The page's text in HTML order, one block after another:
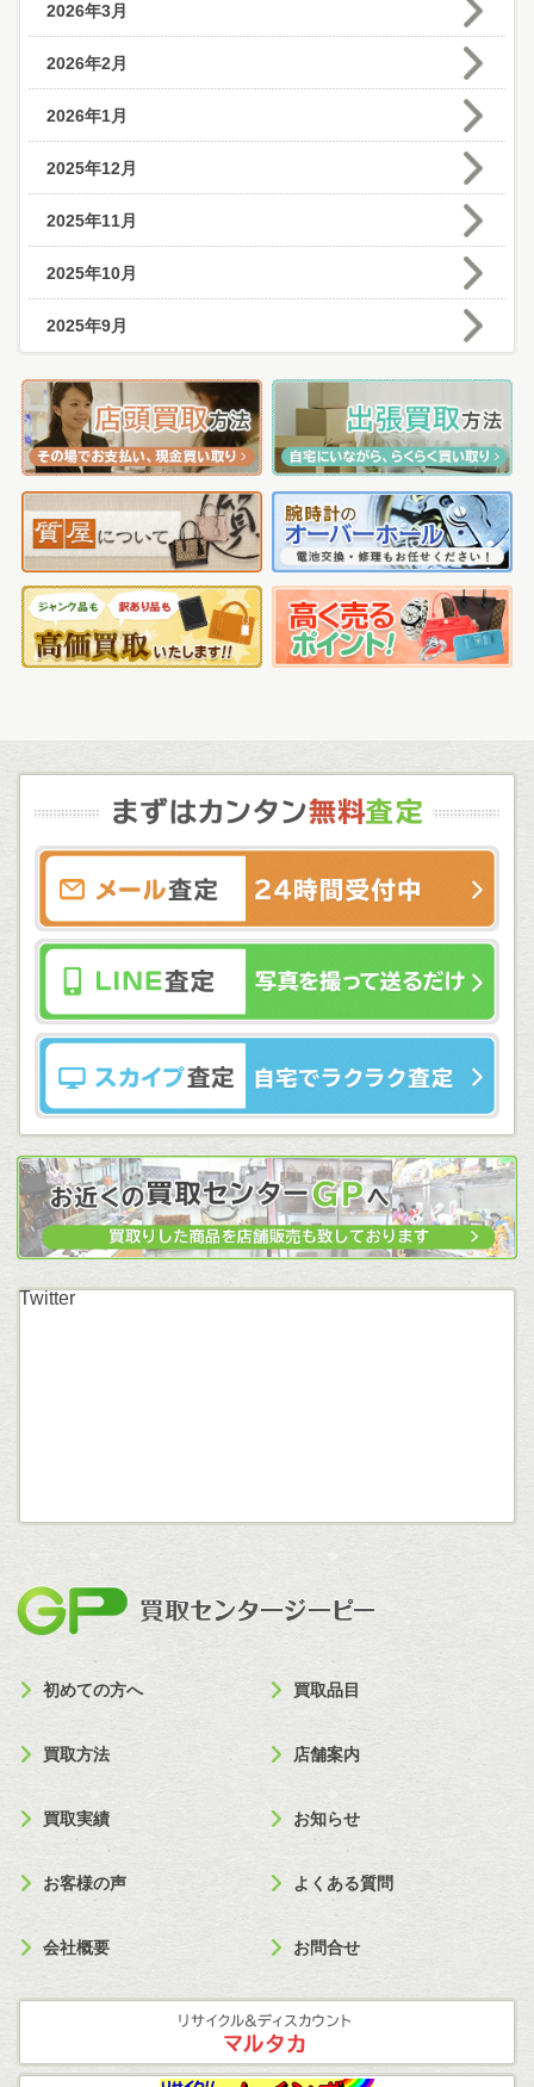
2026年3月
2026年2月
2026年1月
2025年12月
2025年11月
2025年10月
2025年9月
Twitter
初めての方へ 買取品目
買取方法 店舗案内
買取実績 お知らせ
お客様の声 よくある質問
会社概要 お問合せ